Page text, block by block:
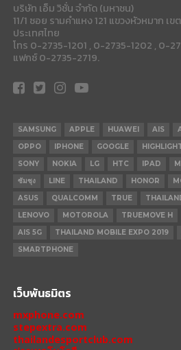
บริษัท เอ็ม วิชั่น จำกัด (มหาชน)
11/1 ซอย รามคำแหง 121 แขวงหัวหมาก เ
ประเทศไทย
โทร 0-2735-1201 , 0-2735-1202 , 0-
แฟกซ์ 0-2735-2719.
SAMSUNG APPLE HUAWEI AIS
OPPO
IPHONE GOOGLE
SONY
NOKIA LG HTC IPAD
ซัมซุง
LINE THAILAND HONOR
ASUS
QUALCOMM TRUE
LENOVO
MOTOROLA TRUEMOVE H
AIS 5G
THAILAND MOBILE EXPO 2019
SMARTPHONE
เว็บพันธมิตร
mxphone.com
stepextra.com
thailandesportclub.com